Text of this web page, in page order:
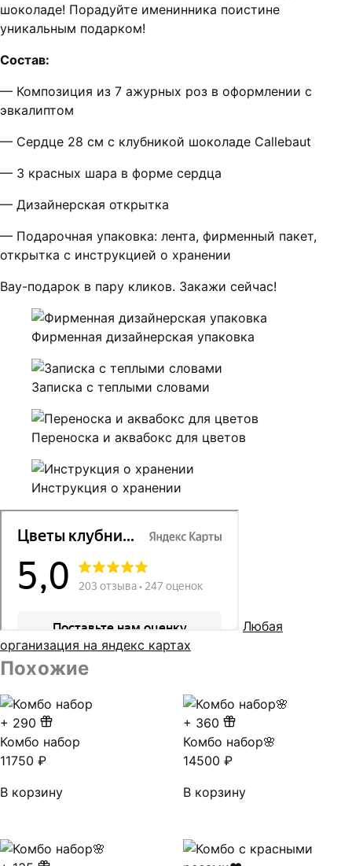
шоколаде! Порадуйте именинника поистине
уникальным подарком!
Состав:
— Композиция из 7 ажурных роз в оформлении с
эвкалиптом
— Сердце 28 см с клубникой шоколаде Callebaut
— 3 красных шара в форме сердца
— Дизайнерская открытка
— Подарочная упаковка: лента, фирменный пакет,
открытка с инструкцией о хранении
Вау-подарок в пару кликов. Закажи сейчас!
Фирменная дизайнерская упаковка
Записка с теплыми словами
Переноска и аквабокс для цветов
Инструкция о хранении
Любая
организация на яндекс картах
Похожие
+ 290
Комбо набор
11750 ₽
В корзину
+ 360
Комбо набор🌸
14500 ₽
В корзину